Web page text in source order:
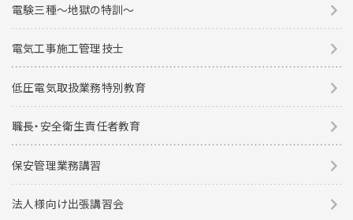
電験三種〜地獄の特訓〜
電気工事施工管理技士
低圧電気取扱業務特別教育
職長・安全衛生責任者教育
保安管理業務講習
法人様向け出張講習会